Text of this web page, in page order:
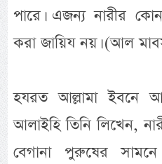
পারে। এজন্য নারীর
করা জায়িয নয়। (আল
হযরত আল্লামা ইবনে
আলাইহি তিনি লিখেন,
বেগানা পুরুষের সামনে